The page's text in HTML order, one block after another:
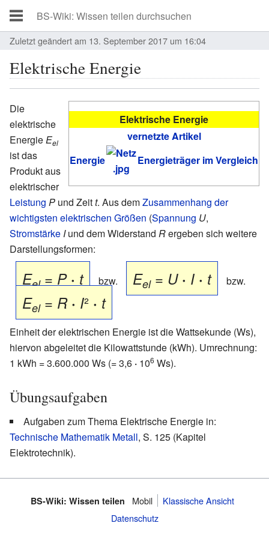
Zuletzt geändert am 13. September 2017 um 16:04
Elektrische Energie
Elektrische Energie
vernetzte Artikel
Energie
Energieträger im Vergleich
Die
elektrische
EnergieEel
ist das
Produkt aus
elektrischer
Leistung P und Zeitt. Aus demZusammenhang der
wichtigsten elektrischen Größen (Spannung U,
Stromstärke Iund dem Widerstand Rergeben sich weitere
Darstellungsformen:
Eel= P · t bzw. Eel= U · I · t bzw.
Eel= R · I² · t
Einheit der elektrischen Energie ist die Wattsekunde (Ws),
hiervon abgeleitet die Kilowattstunde (kWh). Umrechnung:
1 kWh = 3.600.000 Ws (= 3,6 · 106 Ws).
Übungsaufgaben
Aufgaben zum Thema Elektrische Energie in:
Technische Mathematik Metall, S. 125 (Kapitel
Elektrotechnik).
BS-Wiki: Wissen teilen Mobil
Klassische Ansicht
Datenschutz